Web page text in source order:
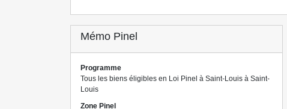
Mémo Pinel
Programme
Tous les biens éligibles en Loi Pinel à Saint-Louis à Saint-
Louis
Zone Pinel